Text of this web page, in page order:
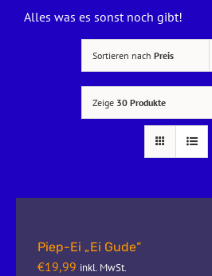
Alles was es sonst noch gibt!
Sortieren nach Preis
Zeige 30 Produkte
Piep-Ei „Ei Gude“
€19,99 inkl. MwSt.